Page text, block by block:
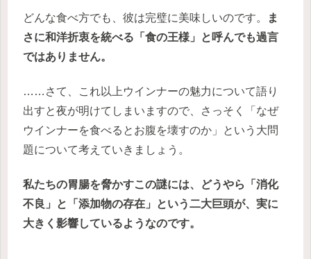
どんな食べ方でも、彼は完璧に美味しいのです。
ま
さに和洋折衷を統べる「食の王様」と呼んでも過言
ではありません。
……さて、これ以上ウインナーの魅力について語り
出すと夜が明けてしまいますので、さっそく「なぜ
ウインナーを食べるとお腹を壊すのか」という大問
題について考えていきましょう。
私たちの胃腸を脅かすこの謎には、どうやら「消化
不良」と「添加物の存在」という二大巨頭が、実に
大きく影響しているようなのです。